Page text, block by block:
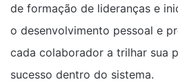
de formação de lideranças e
o desenvolvimento pessoal e
cada colaborador a trilhar sua
sucesso dentro do sistema.